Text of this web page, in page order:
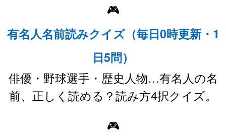
🎮
有名人名前読みクイズ（毎日0時更新・1
日5問）
俳優・野球選手・歴史人物…有名人の名
前、正しく読める？読み方4択クイズ。
🎮